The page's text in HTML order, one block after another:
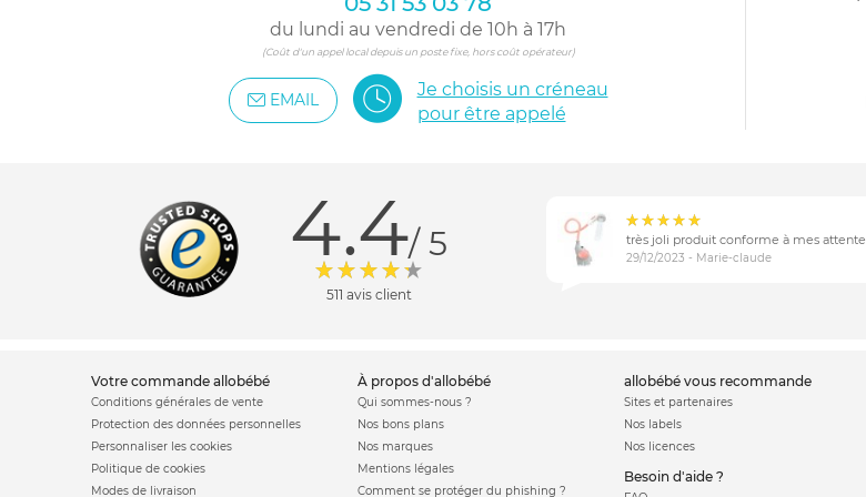
du lundi au vendredi de 10h à 17h
(Coût d'un appel local depuis un poste fixe, hors coût opérateur)
EMAIL
Je choisis un créneau
pour être appelé
4.4/ 5
511 avis client
très joli produit conforme à mes
29/12/2023 - Marie-claude
votre commande allobébé
Conditions générales de vente
Protection des données personnelles
Personnaliser les cookies
Politique de cookies
Modes de livraison
à propos d'allobébé
Qui sommes-nous ?
Nos bons plans
Nos marques
Mentions légales
Comment se protéger du phishing ?
allobébé vous recommande
Sites et partenaires
Nos labels
Nos licences
Besoin d'aide ?